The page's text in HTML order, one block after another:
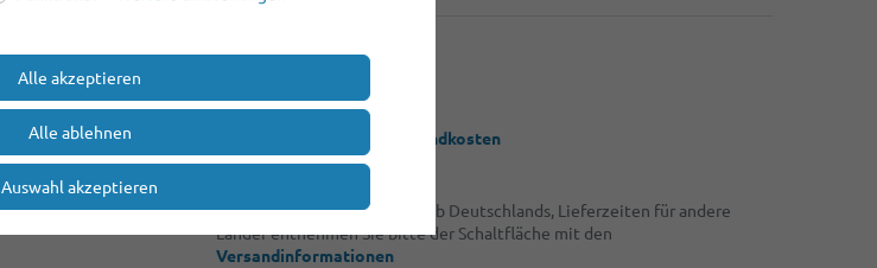
4,65 EUR
Inhalt1Stück
Versandkosten
*gilt für Lieferungen innerhalb Deutschlands, Lieferzeiten für andere
Länder entnehmen Sie bitte der Schaltfläche mit den
Versandinformationen
Alle akzeptieren
Alle ablehnen
Auswahl akzeptieren